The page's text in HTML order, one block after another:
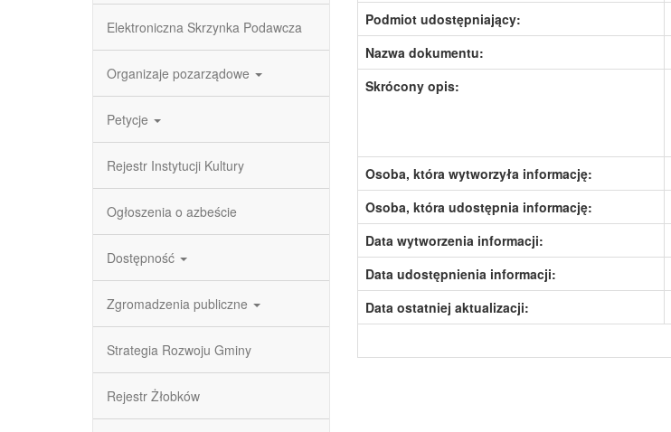
Elektroniczna Skrzynka Podawcza
Organizaje pozarządowe
Petycje
Rejestr Instytucji Kultury
Ogłoszenia o azbeście
Dostępność
Zgromadzenia publiczne
Strategia Rozwoju Gminy
Rejestr Żłobków
Podmiot udostępniający:
Nazwa dokumentu:
Skrócony opis:
Osoba, która wytworzyła informację:
Osoba, która udostępnia informację:
Data wytworzenia informacji:
Data udostępnienia informacji:
Data ostatniej aktualizacji: